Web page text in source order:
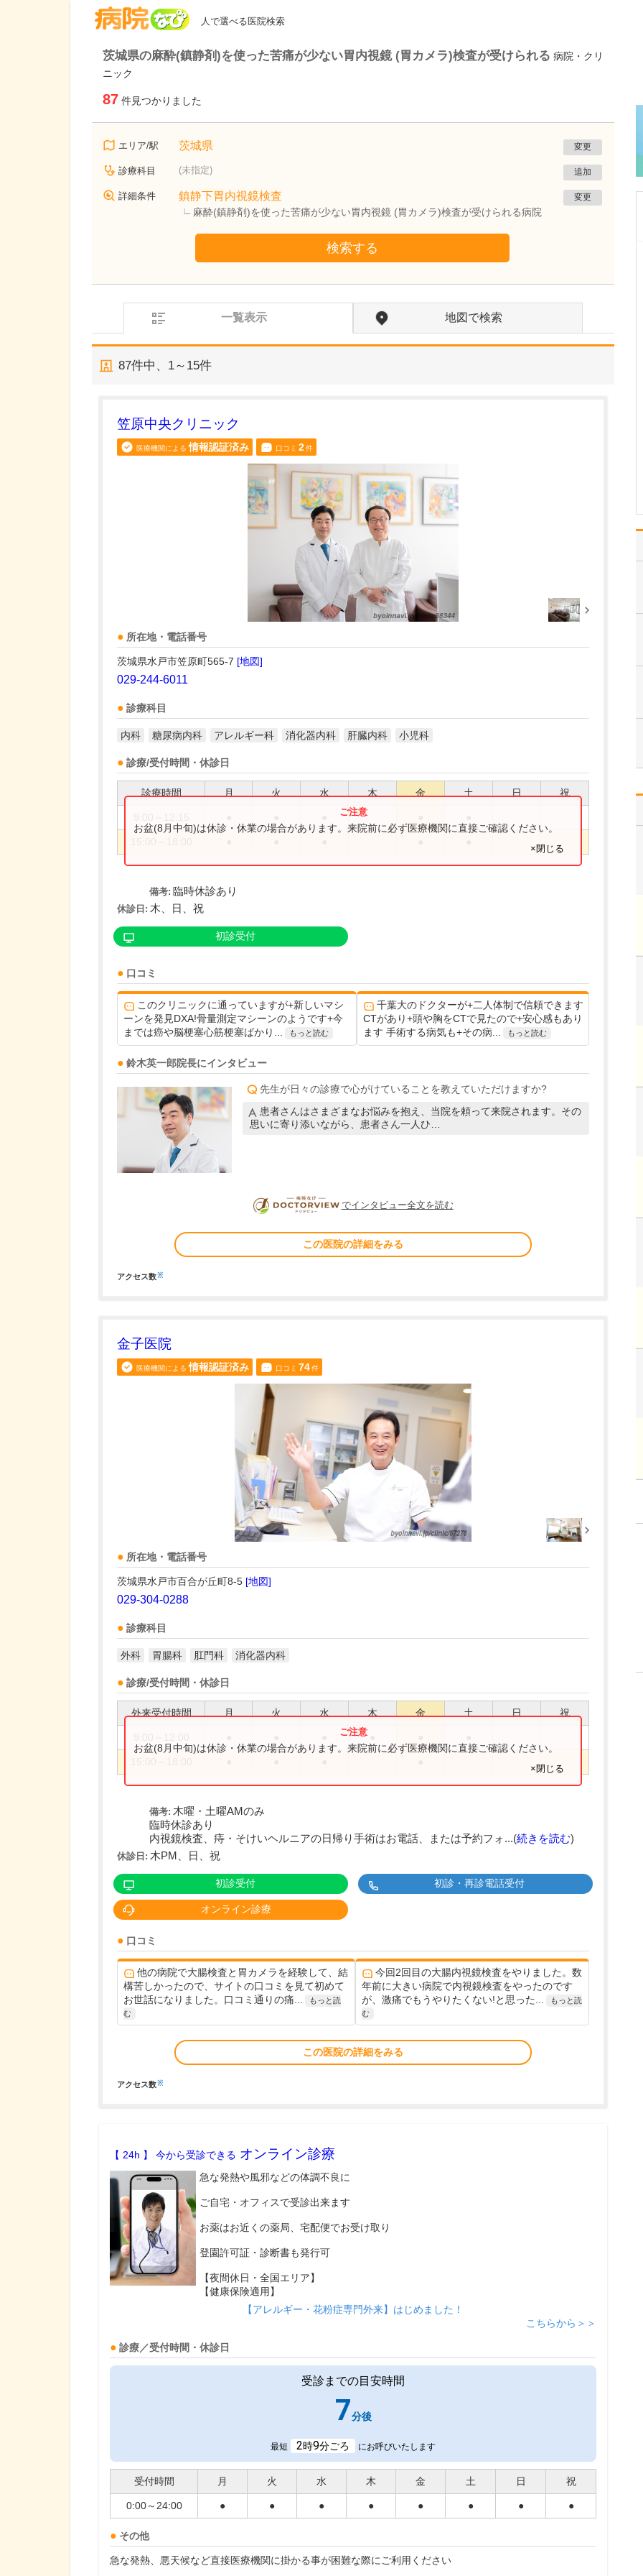
人で選べる医院検索
茨城県の麻酔(鎮静剤)を使った苦痛が少ない胃内視鏡 (胃カメラ)検査が受けられる 病院・クリ
ニック
87 件見つかりました
エリア/駅 茨城県 変更
診療科目 (未指定) 追加
詳細条件 鎮静下胃内視鏡検査
麻酔(鎮静剤)を使った苦痛が少ない胃内視鏡 (胃カメラ)検査が受けられる病院
変更
検索する
一覧表示 地図で検索
87件中、 1～15件
笠原中央クリニック
医療機関による 情報認証済み 口コミ 2件
所在地・電話番号
茨城県水戸市笠原町565-7 [地図]
029-244-6011
診療科目
内科 糖尿病内科 アレルギー科 消化器内科 肝臓内科 小児科
診療/受付時間・休診日
診療時間 月 火 水 木 金 土 日 祝
お盆(8月中旬)は休診・休業の場合があります。来院前に必ず医療機関に直接ご確認ください。
×閉じる
備考: 臨時休診あり
休診日: 木、日、祝
初診受付
口コミ
このクリニックに通っていますが+新しいマシ
ーンを発見DXA!骨量測定マシーンのようです+今
までは癌や脳梗塞心筋梗塞ばかり...
もっと読む
千葉大のドクターが+二人体制で信頼できます
CTがあり+頭や胸をCTで見たので+安心感もあり
ます 手術する病気も+その病...
もっと読む
鈴木英一郎院長にインタビュー
先生が日々の診療で心がけていることを教えていただけますか?
患者さんはさまざまなお悩みを抱え、当院を頼って来院されます。その
思いに寄り添いながら、患者さん一人ひ…
DOCTORVIEW
でインタビュー全文を読む
この医院の詳細をみる
アクセス数※
金子医院
医療機関による 情報認証済み 口コミ 74件
所在地・電話番号
茨城県水戸市百合が丘町8-5 [地図]
029-304-0288
診療科目
外科 胃腸科 肛門科 消化器内科
診療/受付時間・休診日
外来受付時間 月 火 水 木 金 土 日 祝
お盆(8月中旬)は休診・休業の場合があります。来院前に必ず医療機関に直接ご確認ください。
×閉じる
備考: 木曜・土曜AMのみ
臨時休診あり
内視鏡検査、痔・そけいヘルニアの日帰り手術はお電話、または予約フォ...(続きを読む)
休診日: 木PM、日、祝
初診受付 初診・再診電話受付
オンライン診療
口コミ
他の病院で大腸検査と胃カメラを経験して、結
構苦しかったので、サイトの口コミを見て初めて
お世話になりました。口コミ通りの痛...
もっと読
む
今回2回目の大腸内視鏡検査をやりました。数
年前に大きい病院で内視鏡検査をやったのです
が、激痛でもうやりたくない!と思った...
もっと読
む
この医院の詳細をみる
アクセス数※
【 24h 】 今から受診できる オンライン診療
急な発熱や風邪などの体調不良に
ご自宅・オフィスで受診出来ます
お薬はお近くの薬局、宅配便でお受け取り
登園許可証・診断書も発行可
【夜間休日・全国エリア】
【健康保険適用】
【アレルギー・花粉症専門外来】はじめました！
こちらから＞＞
診療／受付時間・休診日
受診までの目安時間
7分後
最短 2時9分ごろ にお呼びいたします
受付時間 月 火 水 木 金 土 日 祝
0:00～24:00 ● ● ● ● ● ● ● ●
その他
急な発熱、悪天候など直接医療機関に掛かる事が困難な際にご利用ください
先生が日々の診療で大切にされていることを教
えてください。
診療のなかで私が大切に
を…